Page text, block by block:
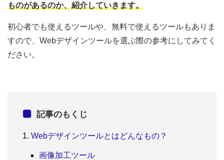
ものがあるのか、紹介していきます。
初心者でも使えるツールや、無料で使えるツールもありま
すので、Webデザインツールを選ぶ際の参考にしてみてく
ださい。
記事のもくじ
Webデザインツールとはどんなもの？
画像加工ツール